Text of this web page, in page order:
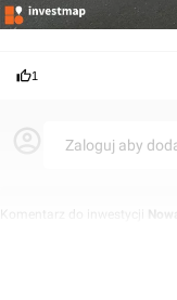
1
Zaloguj aby
Komentarz do inwestycji